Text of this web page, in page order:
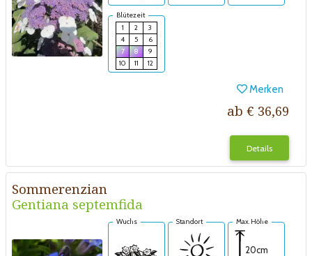
Blütezeit
1
2
3
4
5
6
7
8
9
10
11 12
Merken
ab € 36,69
Details
Sommerenzian
Gentiana septemfida
Wuchs Standort Max. Höhe
20cm